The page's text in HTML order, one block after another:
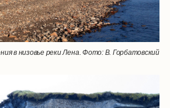
в низовье реки Лена. Фото: В. Горбатовский